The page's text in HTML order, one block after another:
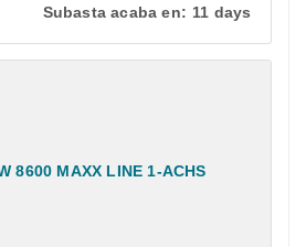
Subasta acaba en: 11 days